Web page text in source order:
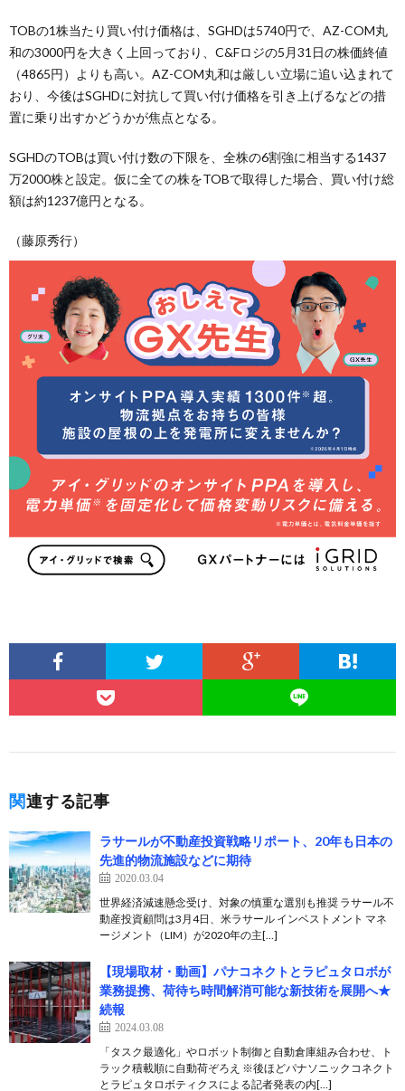
TOBの1株当たり買い付け価格は、SGHDは5740円で、AZ-COM丸
和の3000円を大きく上回っており、C&Fロジの5月31日の株価終値
（4865円）よりも高い。AZ-COM丸和は厳しい立場に追い込まれて
おり、今後はSGHDに対抗して買い付け価格を引き上げるなどの措
置に乗り出すかどうかが焦点となる。
SGHDのTOBは買い付け数の下限を、全株の6割強に相当する1437
万2000株と設定。仮に全ての株をTOBで取得した場合、買い付け総
額は約1237億円となる。
（藤原秀行）
関連する記事
ラサールが不動産投資戦略リポート、20年も日本の
先進的物流施設などに期待
2020.03.04
世界経済減速懸念受け、対象の慎重な選別も推奨 ラサール不
動産投資顧問は3月4日、米ラサール インベストメント マネ
ージメント（LIM）が2020年の主[…]
【現場取材・動画】パナコネクトとラピュタロボが
業務提携、荷待ち時間解消可能な新技術を展開へ★
続報
2024.03.08
「タスク最適化」やロボット制御と自動倉庫組み合わせ、ト
ラック積載順に自動荷ぞろえ ※後ほどパナソニックコネクト
とラピュタロボティクスによる記者発表の内[…]